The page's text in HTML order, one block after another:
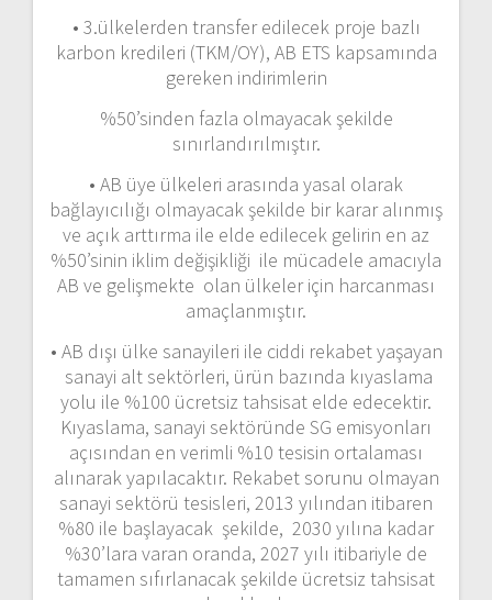
• 3.ülkelerden transfer edilecek proje bazlı
karbon kredileri (TKM/OY), AB ETS kapsamında
gereken indirimlerin
%50’sinden fazla olmayacak şekilde
sınırlandırılmıştır.
• AB üye ülkeleri arasında yasal olarak
bağlayıcılığı olmayacak şekilde bir karar alınmış
ve açık arttırma ile elde edilecek gelirin en az
%50’sinin iklim değişikliği ile mücadele amacıyla
AB ve gelişmekte olan ülkeler için harcanması
amaçlanmıştır.
• AB dışı ülke sanayileri ile ciddi rekabet yaşayan
sanayi alt sektörleri, ürün bazında kıyaslama
yolu ile %100 ücretsiz tahsisat elde edecektir.
Kıyaslama, sanayi sektöründe SG emisyonları
açısından en verimli %10 tesisin ortalaması
alınarak yapılacaktır. Rekabet sorunu olmayan
sanayi sektörü tesisleri, 2013 yılından itibaren
%80 ile başlayacak şekilde, 2030 yılına kadar
%30’lara varan oranda, 2027 yılı itibariyle de
tamamen sıfırlanacak şekilde ücretsiz tahsisat